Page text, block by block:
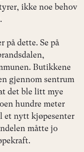
ikke noe behov
på dette. Se på
Butikkene
gjennom sentrum
det ble litt mye
hundre meter
et nytt kjøpesenter
måtte jo